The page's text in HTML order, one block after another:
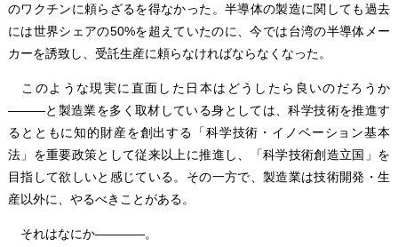
のワクチンに頼らざるを得なかった。半導体の製造に関しても過去
には世界シェアの50%を超えていたのに、今では台湾の半導体メー
カーを誘致し、受託生産に頼らなければならなくなった。
このような現実に直面した日本はどうしたら良いのだろうか
―――と製造業を多く取材している身としては、科学技術を推進す
るとともに知的財産を創出する「科学技術・イノベーション基本
法」を重要政策として従来以上に推進し、「科学技術創造立国」を
目指して欲しいと感じている。その一方で、製造業は技術開発・生
産以外に、やるべきことがある。
それはなにか――――。